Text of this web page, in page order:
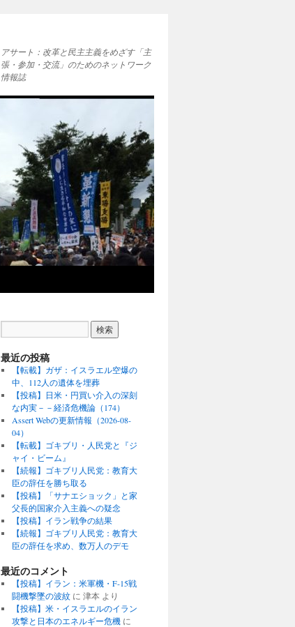
アサート：改革と民主主義をめざす「主
張・参加・交流」のためのネットワーク
情報誌
最近の投稿
【転載】ガザ：イスラエル空爆の
中、112人の遺体を埋葬
【投稿】日米・円買い介入の深刻
な内実－－経済危機論（174）
Assert Webの更新情報（2026-08-
04）
【転載】ゴキブリ・人民党と『ジ
ャイ・ビーム』
【続報】ゴキブリ人民党：教育大
臣の辞任を勝ち取る
【投稿】「サナエショック」と家
父長的国家介入主義への疑念
【投稿】イラン戦争の結果
【続報】ゴキブリ人民党：教育大
臣の辞任を求め、数万人のデモ
最近のコメント
【投稿】イラン：米軍機・F-15戦
闘機撃墜の波紋に 津本より
【投稿】米・イスラエルのイラン
攻撃と日本のエネルギー危機に